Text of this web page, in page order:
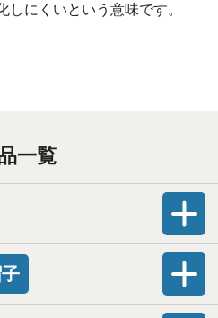
しにくいという意味です。
一覧